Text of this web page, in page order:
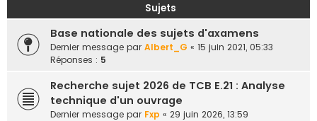
Sujets
Base nationale des sujets d'axamens
Dernier message par Albert_G « 15 juin 2021, 05:33
Réponses : 5
Recherche sujet 2026 de TCB E.21 : Analyse
technique d'un ouvrage
Dernier message par Fxp « 29 juin 2026, 13:59